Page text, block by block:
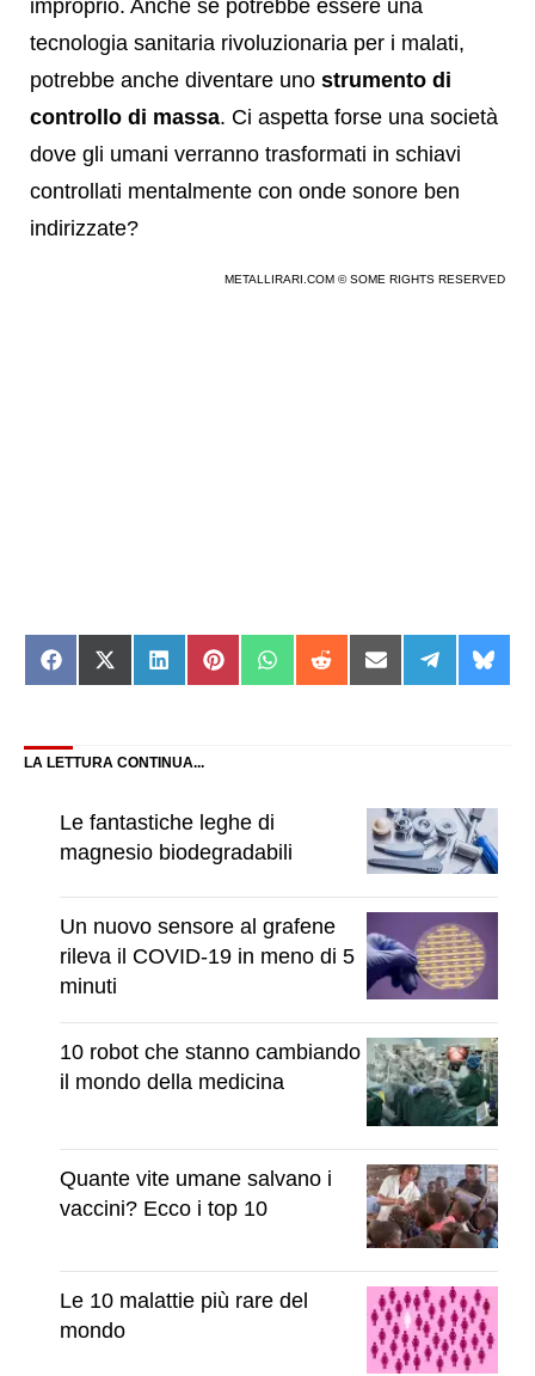
improprio. Anche se potrebbe essere una
tecnologia sanitaria rivoluzionaria per i malati,
potrebbe anche diventare uno strumento di
controllo di massa. Ci aspetta forse una società
dove gli umani verranno trasformati in schiavi
controllati mentalmente con onde sonore ben
indirizzate?
METALLIRARI.COM © SOME RIGHTS RESERVED
Share
on
Share
on
Share
on
Share
on
Share
on
Share
on
Share
on
Share
on
on
LA LETTURA CONTINUA...
Le fantastiche leghe di
magnesio biodegradabili
Un nuovo sensore al grafene
rileva il COVID-19 in meno di 5
minuti
10 robot che stanno cambiando
il mondo della medicina
Quante vite umane salvano i
vaccini? Ecco i top 10
Le 10 malattie più rare del
mondo